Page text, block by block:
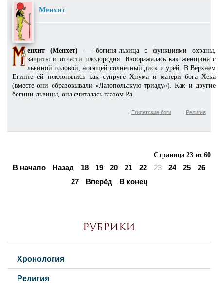
Менхит
енхит (Менхет) — богиня-львица с функциями охраны,
защиты и отчасти плодородия. Изображалась как женщина с
львиной головой, носящей солнечный диск и урей. В Верхнем
Египте ей поклонялись как супруге Хнума и матери бога Хека
(вместе они образовывали «Латопольскую триаду»). Как и другие
богини-львицы, она считалась глазом Ра.
Религия
Египетские боги
Страница 23 из 60
В начало Назад 18 19 20 21 22 23 24 25
26
27
Вперёд В конец
Рубрики
Хронология
Религия